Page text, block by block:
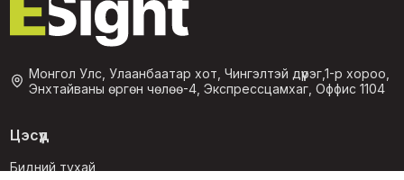
Монгол Улс, Улаанбаатар хот, Чингэлтэй дүүрэг,1-р хороо,
Энхтайваны өргөн чөлөө-4, Экспрессцамхаг, Оффис 1104
Цэсүүд
Бидний тухай